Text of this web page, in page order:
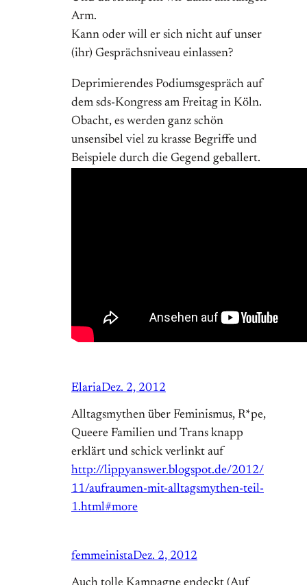
Arm.
Kann oder will er sich nicht auf unser
(ihr) Gesprächsniveau einlassen?
Deprimierendes Podiumsgespräch auf
dem sds-Kongress am Freitag in Köln.
Obacht, es werden ganz schön
unsensibel viel zu krasse Begriffe und
Beispiele durch die Gegend geballert.
ElariaDez. 2, 2012
Alltagsmythen über Feminismus, R*pe,
Queere Familien und Trans knapp
erklärt und schick verlinkt auf
http://lippyanswer.blogspot.de/2012/
11/aufraumen-mit-alltagsmythen-teil-
1.html#more
femmeinistaDez. 2, 2012